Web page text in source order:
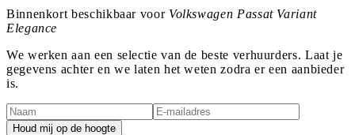
Binnenkort beschikbaar voor Volkswagen Passat Variant
Elegance
We werken aan een selectie van de beste verhuurders. Laat je
gegevens achter en we laten het weten zodra er een aanbieder
is.
Houd mij op de hoogte